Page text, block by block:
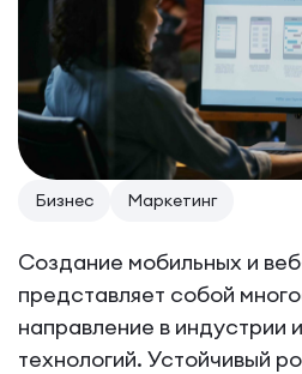
Бизнес Маркетинг
Создание мобильных и
представляет собой
направление в индустрии
технологий. Устойчивый